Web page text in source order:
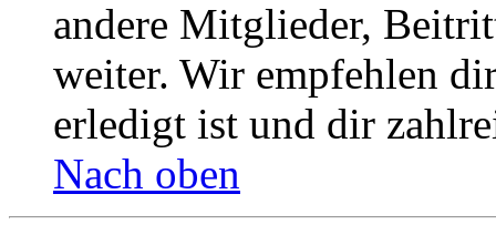
andere Mitglieder,
weiter. Wir empfehlen
erledigt ist und dir
Nach oben